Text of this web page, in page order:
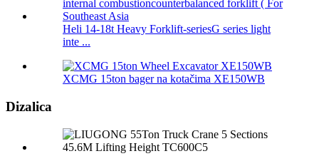
Heli 14-18t Heavy Forklift-seriesG series light
inte ...
XCMG 15ton bager na kotačima XE150WB
Dizalica